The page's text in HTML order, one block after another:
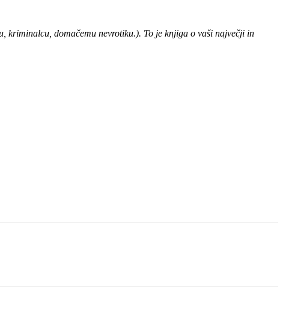
kriminalcu, domačemu nevrotiku.). To je knjiga o vaši največji in